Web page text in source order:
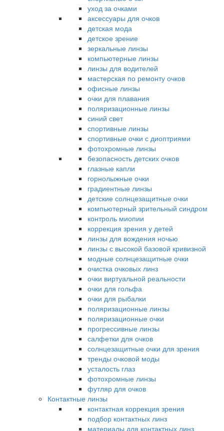
уход за очками
аксессуары для очков
детская мода
детское зрение
зеркальные линзы
компьютерные линзы
линзы для водителей
мастерская по ремонту очков
офисные линзы
очки для плавания
поляризационные линзы
синий свет
спортивные линзы
спортивные очки с диоптриями
фотохромные линзы
безопасность детских очков
глазные капли
горнолыжные очки
градиентные линзы
детские солнцезащитные очки
компьютерный зрительный синдром
контроль миопии
коррекция зрения у детей
линзы для вождения ночью
линзы с высокой базовой кривизной
модные солнцезащитные очки
очистка очковых линз
очки виртуальной реальности
очки для гольфа
очки для рыбалки
поляризационные линзы
поляризационные очки
прогрессивные линзы
салфетки для очков
солнцезащитные очки для зрения
тренды очковой моды
усталость глаз
фотохромные линзы
футляр для очков
Контактные линзы
контактная коррекция зрения
подбор контактных линз
материалы для контактных линз